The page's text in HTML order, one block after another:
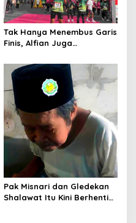
Tak Hanya Menembus Garis
Finis, Alfian Juga
Pak Misnari dan Gledekan
Shalawat Itu Kini Berhenti